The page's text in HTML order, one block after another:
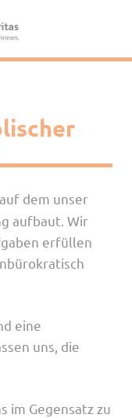
dem unser
aufbaut. Wir
erfüllen
eine
uns, die
im Gegensatz zu